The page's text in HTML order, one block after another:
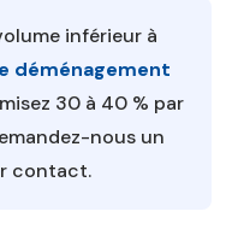
inférieur à
déménagement
30 à 40 % par
nous un
contact.